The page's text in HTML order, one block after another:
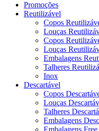
Promoções
Reutilizável
Copos
Louças
Copos
Louças
Embalagens
Talheres
Inox
Descartável
Copos
Louças
Talheres
Embalagens